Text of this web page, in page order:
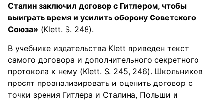
Сталин заключил договор с Гитлером, чтобы
выиграть время и усилить оборону Советского
Союза» (Klett. S. 248).
В учебнике издательства Klett приведен текст
самого договора и дополнительного секретного
протокола к нему (Klett. S. 245, 246). Школьников
просят проанализировать и оценить договор с
точки зрения Гитлера и Сталина, Польши и